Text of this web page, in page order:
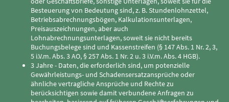
Besteuerung von Bedeutung sind, z. B. Stundenlohnzettel,
Betriebsabrechnungsbögen, Kalkulationsunterlagen,
Preisauszeichnungen, aber auch
Lohnabrechnungsunterlagen, soweit sie nicht bereits
Buchungsbelege sind und Kassenstreifen (§ 147 Abs. 1 Nr. 2, 3,
5 i.V.m. Abs. 3 AO, § 257 Abs. 1 Nr. 2 u. 3 i.V.m. Abs. 4 HGB).
3 Jahre - Daten, die erforderlich sind, um potenzielle
Gewährleistungs- und Schadensersatzansprüche oder
ähnliche vertragliche Ansprüche und Rechte zu
berücksichtigen sowie damit verbundene Anfragen zu